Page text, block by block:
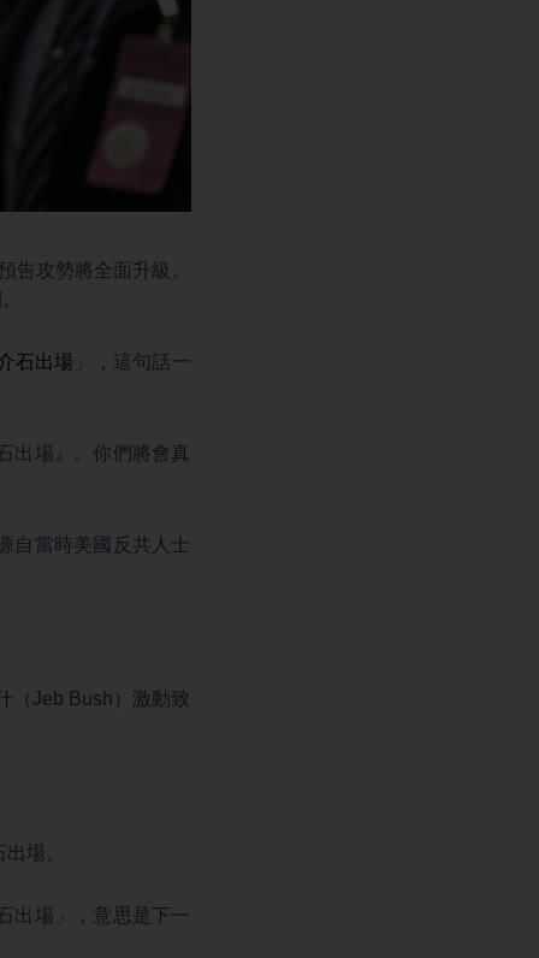
告攻勢將全面升級。
石出場 」，這句話一
出場』。你們將會真
自當時美國反共人士
（Jeb Bush）激動致
場。
出場」，意思是下一